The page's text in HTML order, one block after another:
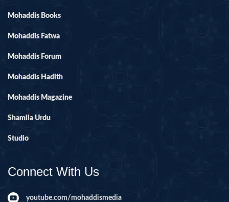
Mohaddis Books
Mohaddis Fatwa
Mohaddis Forum
Mohaddis Hadith
Mohaddis Magazine
Shamila Urdu
Studio
Connect With Us
youtube.com/mohaddismedia